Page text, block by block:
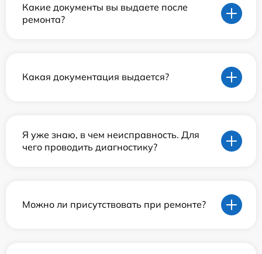
Какие документы вы выдаете после
ремонта?
Какая документация выдается?
Я уже знаю, в чем неисправность. Для
чего проводить диагностику?
Можно ли присутствовать при ремонте?